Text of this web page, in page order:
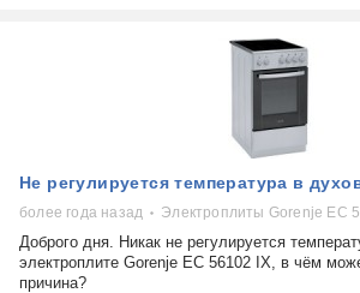
Не регулируется температура в
более года назад Электроплиты Gorenje EC
Доброго дня. Никак не регулируется
электроплите Gorenje EC 56102 IX, в чём
причина?